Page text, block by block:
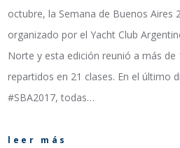
octubre, la Semana de Buenos Aires
organizado por el Yacht Club
Norte y esta edición reunió a más de
repartidos en 21 clases. En el último
#SBA2017, todas…
leer más